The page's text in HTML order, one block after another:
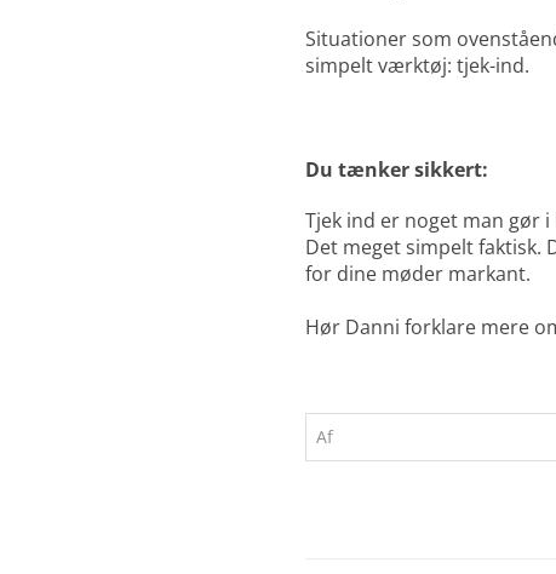
Situationer som
simpelt værktøj: tjek-ind.
Du tænker sikkert:
Tjek ind er noget man gør
Det meget simpelt faktisk.
for dine møder markant.
Hør Danni forklare mere
Af